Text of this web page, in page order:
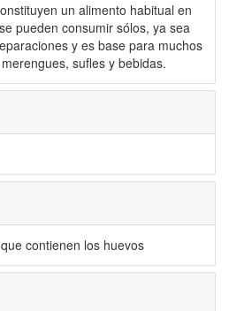
un alimento habitual en
pueden consumir sólos, ya sea
y es base para muchos
sufles y bebidas.
contienen los huevos